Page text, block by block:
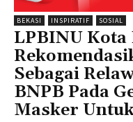
BEKASI INSPIRATIF SOSIAL
LPBINU Kota
Sebagai
BNPB Pada
Masker